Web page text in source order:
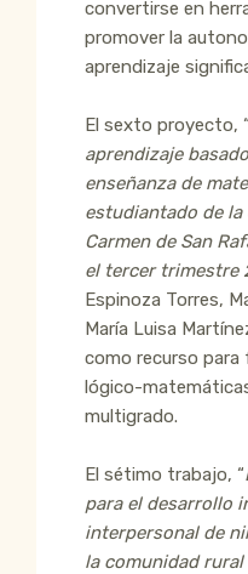
convertirse en
promover la
aprendizaje
El sexto proyecto, “
aprendizaje
enseñanza de
estudiantado de la
Carmen de San
el tercer trimestre
Espinoza Torres,
María Luisa
como recurso para
lógico-
multigrado.
El sétimo trabajo, “
para el desarrollo
interpersonal de
la comunidad rural